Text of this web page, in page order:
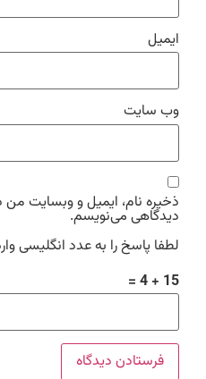
ایمیل
وب‌ سایت
ذخیره نام، ایمیل و وبسایت من
دیدگاهی می‌نویسم.
لطفا پاسخ را به عدد انگلیسی
15 + 4 =